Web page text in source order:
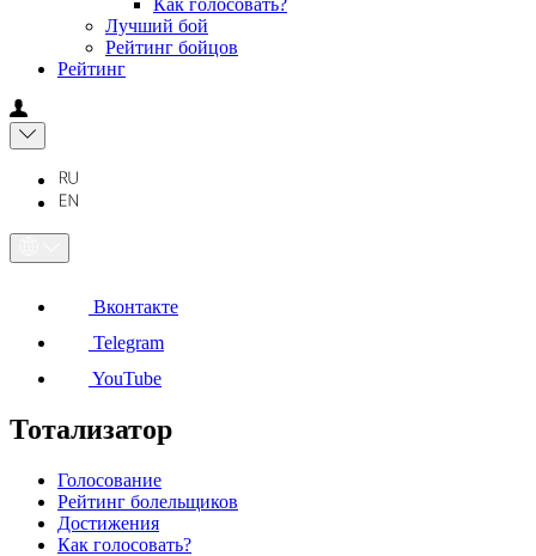
Как голосовать?
Лучший бой
Рейтинг бойцов
Рейтинг
Вконтакте
Telegram
YouTube
Тотализатор
Голосование
Рейтинг болельщиков
Достижения
Как голосовать?